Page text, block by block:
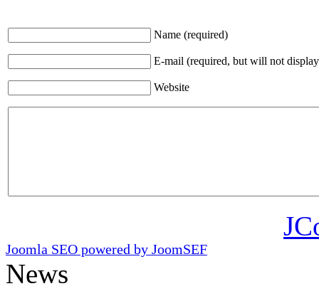
Name (required)
E-mail (required, but will not
Website
Joomla SEO powered by JoomSEF
News